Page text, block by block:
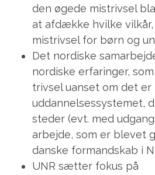
den øgede mistrivsel
at afdække hvilke
mistrivsel for børn og
Det nordiske
nordiske erfaringer,
trivsel uanset om det er
uddannelsessystemet,
steder (evt. med
arbejde, som er blevet
danske formandskab i
UNR sætter fokus på